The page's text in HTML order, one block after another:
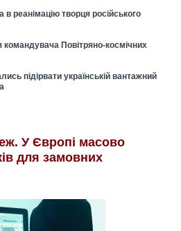
в реанімацію творця російського
командувача Повітряно-космічних
підірвати українській вантажний
У Європі масово
для замовних